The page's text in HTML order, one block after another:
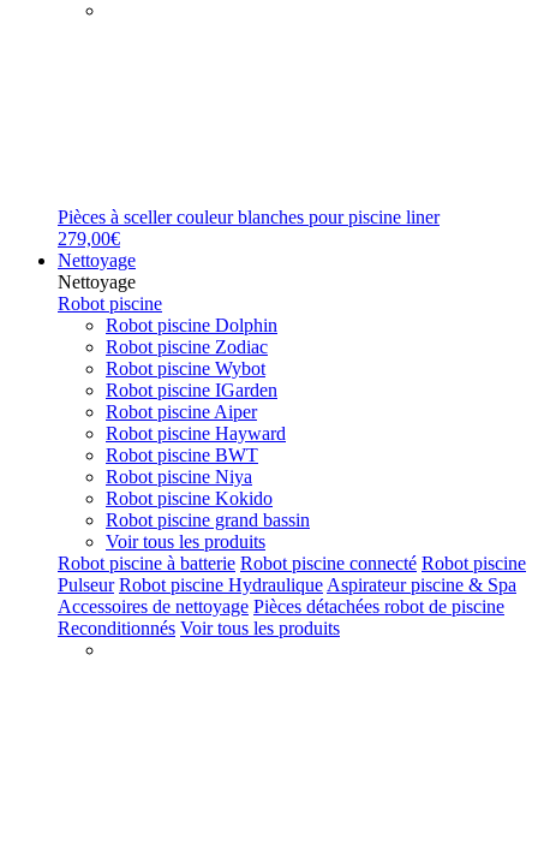
Pièces à sceller couleur blanches pour piscine liner
279,00€
Nettoyage
Nettoyage
Robot piscine
Robot piscine Dolphin
Robot piscine Zodiac
Robot piscine Wybot
Robot piscine IGarden
Robot piscine Aiper
Robot piscine Hayward
Robot piscine BWT
Robot piscine Niya
Robot piscine Kokido
Robot piscine grand bassin
Voir tous les produits
Robot piscine à batterie Robot piscine connecté Robot piscine
Pulseur Robot piscine Hydraulique Aspirateur piscine & Spa
Accessoires de nettoyage Pièces détachées robot de piscine
Reconditionnés Voir tous les produits